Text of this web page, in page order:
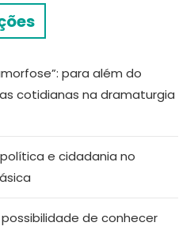
para além do
cotidianas na dramaturgia
e cidadania no
possibilidade de conhecer